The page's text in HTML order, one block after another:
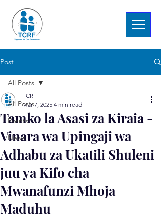
Post
All Posts
Events
News
All Posts
Tamko la Asasi za Kiraia -
Vinara wa Upingaji wa
Adhabu za Ukatili Shuleni
juu ya Kifo cha
Mwanafunzi Mhoja
Maduhu
TCRF
Mar 7, 2025 4 min read